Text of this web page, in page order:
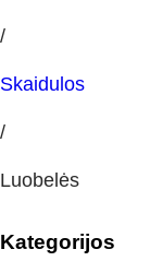
/
Skaidulos
/
Luobelės
Kategorijos